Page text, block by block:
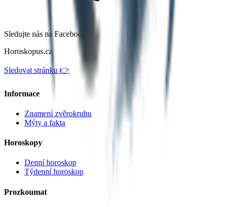
Sledujte nás na Facebooku
Horoskopus.cz
Sledovat stránku 👉
Informace
Znamení zvěrokruhu
Mýty a fakta
Horoskopy
Denní horoskop
Týdenní horoskop
Prozkoumat